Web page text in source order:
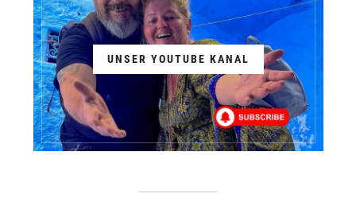
UNSER YOUTUBE KANAL